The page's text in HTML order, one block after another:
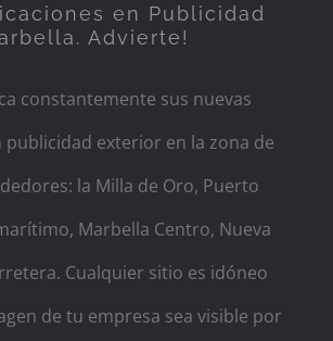
en Publicidad
Advierte!
constantemente sus nuevas
publicidad exterior en la zona de
la Milla de Oro, Puerto
Marbella Centro, Nueva
Cualquier sitio es idóneo
de tu empresa sea visible por